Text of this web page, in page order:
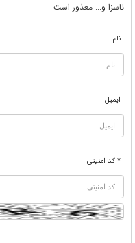
ناسزا و... معذور است
نام
ایمیل
* کد امنیتی